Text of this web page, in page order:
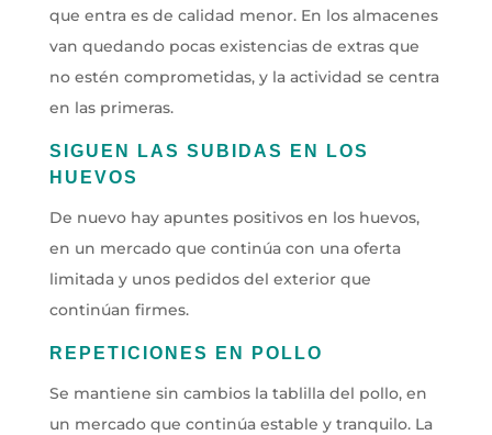
que entra es de calidad menor. En los almacenes
van quedando pocas existencias de extras que
no estén comprometidas, y la actividad se centra
en las primeras.
SIGUEN LAS SUBIDAS EN LOS
HUEVOS
De nuevo hay apuntes positivos en los huevos,
en un mercado que continúa con una oferta
limitada y unos pedidos del exterior que
continúan firmes.
REPETICIONES EN POLLO
Se mantiene sin cambios la tablilla del pollo, en
un mercado que continúa estable y tranquilo. La